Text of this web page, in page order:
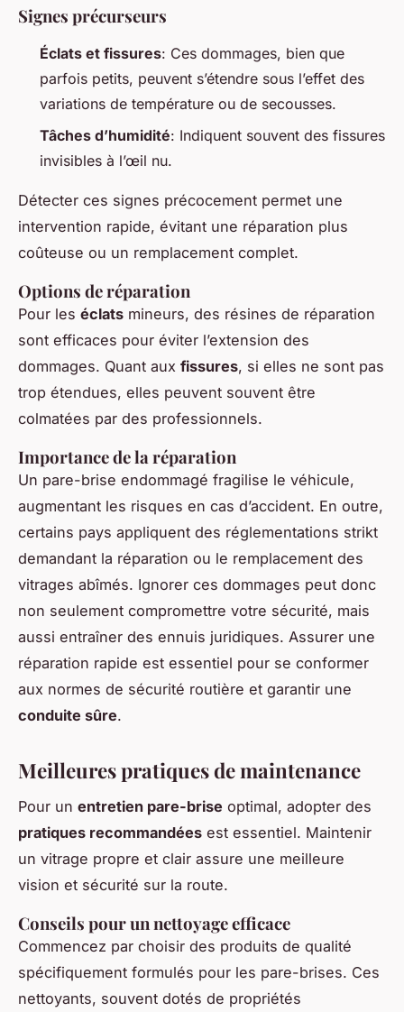
Signes précurseurs
Éclats et fissures: Ces dommages, bien que
parfois petits, peuvent s’étendre sous l’effet des
variations de température ou de secousses.
Tâches d’humidité: Indiquent souvent des fissures
invisibles à l’œil nu.
Détecter ces signes précocement permet une
intervention rapide, évitant une réparation plus
coûteuse ou un remplacement complet.
Options de réparation
Pour les éclats mineurs, des résines de réparation
sont efficaces pour éviter l’extension des
dommages. Quant aux fissures, si elles ne sont pas
trop étendues, elles peuvent souvent être
colmatées par des professionnels.
Importance de la réparation
Un pare-brise endommagé fragilise le véhicule,
augmentant les risques en cas d’accident. En outre,
certains pays appliquent des réglementations strikt
demandant la réparation ou le remplacement des
vitrages abîmés. Ignorer ces dommages peut donc
non seulement compromettre votre sécurité, mais
aussi entraîner des ennuis juridiques. Assurer une
réparation rapide est essentiel pour se conformer
aux normes de sécurité routière et garantir une
conduite sûre.
Meilleures pratiques de maintenance
Pour un entretien pare-brise optimal, adopter des
pratiques recommandées est essentiel. Maintenir
un vitrage propre et clair assure une meilleure
vision et sécurité sur la route.
Conseils pour un nettoyage efficace
Commencez par choisir des produits de qualité
spécifiquement formulés pour les pare-brises. Ces
nettoyants, souvent dotés de propriétés